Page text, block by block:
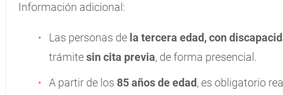
Información adicional:
Las personas de la tercera edad, con
trámitesin cita previa, de forma presencial.
A partir de los 85 años de edad, es obligatorio